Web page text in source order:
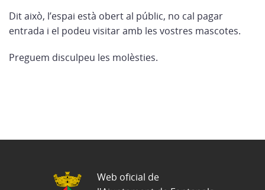
Dit això, l’espai està obert al públic, no cal pagar
entrada i el podeu visitar amb les vostres mascotes.
Preguem disculpeu les molèsties.
Web oficial de